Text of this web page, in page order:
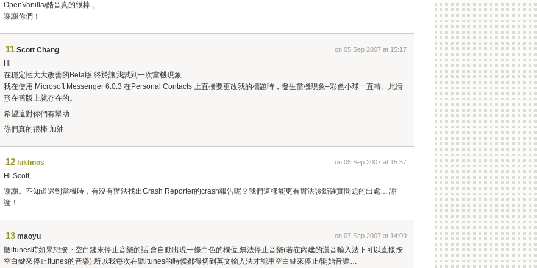
OpenVanilla/酷音真的很棒，
謝謝你們！
on 05 Sep 2007 at 15:17
11 Scott Chang
Hi
在穩定性大大改善的Beta版 終於讓我試到一次當機現象
我在使用 Microsoft Messenger 6.0.3 在Personal Contacts 上直接要更改我的標題時，發生當機現象–彩色小球一直轉。此情
形在舊版上就存在的。
希望這對你們有幫助
你們真的很棒 加油
on 05 Sep 2007 at 15:57
12 lukhnos
Hi Scott,
謝謝。不知道遇到當機時，有沒有辦法找出Crash Reporter的crash報告呢？我們這樣能更有辦法診斷確實問題的出處… 謝
謝！
on 07 Sep 2007 at 14:09
13 maoyu
聽itunes時如果想按下空白鍵來停止音樂的話,會自動出現一條白色的欄位,無法停止音樂(若在內建的漢音輸入法下可以直接按
空白鍵來停止itunes的音樂),所以我每次在聽itunes的時候都得切到英文輸入法才能用空白鍵來停止/開始音樂…